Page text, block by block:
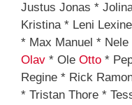
Justus Jonas *
Kristina * Leni
* Max Manuel *
Olav * Ole Otto *
Regine * Rick
* Tristan Thore *